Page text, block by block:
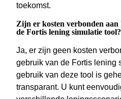
toekomst.
Zijn er kosten verbonden
de Fortis lening simulatie tool?
Ja, er zijn geen kosten
gebruik van de Fortis lening
gebruik van deze tool is
transparant. U kunt